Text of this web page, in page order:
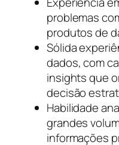
problemas
produtos de
Sólida
dados, com
insights que
decisão
Habilidade
grandes
informações